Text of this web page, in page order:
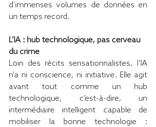
d’immenses volumes de données en
un temps record.
L’IA : hub technologique, pas cerveau
du crime
Loin des récits sensationnalistes, l’IA
n’a ni conscience, ni initiative. Elle agit
avant tout comme un hub
technologique, c’est-à-dire, un
intermédiaire intelligent capable de
mobiliser la bonne technologie :